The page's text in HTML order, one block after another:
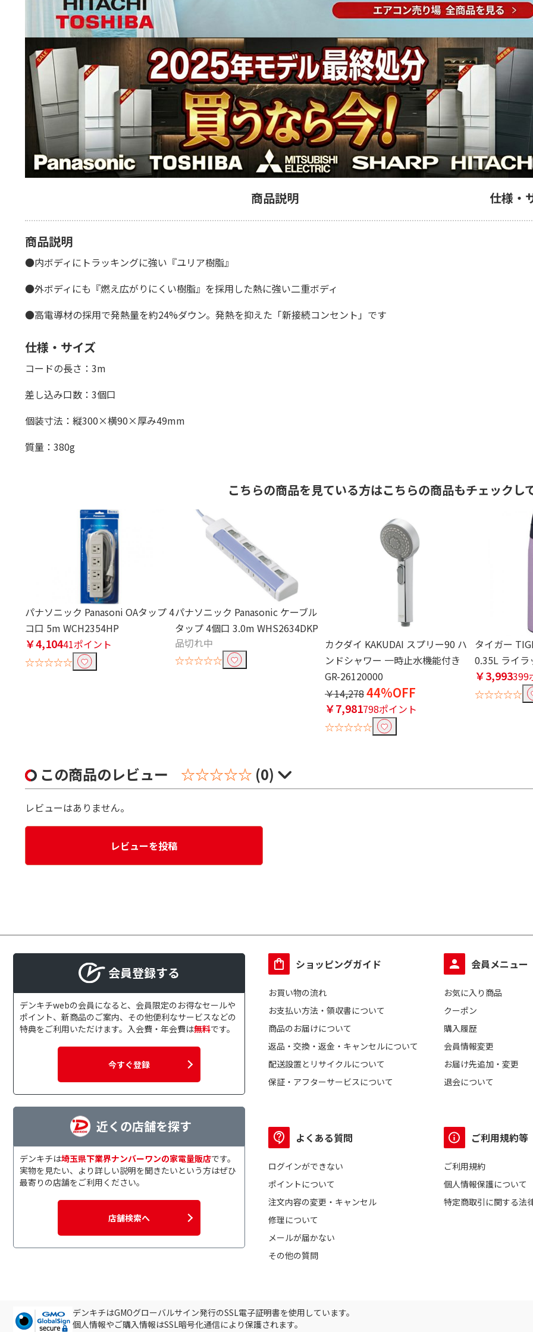
商品説明 仕様・
商品説明
●内ボディにトラッキングに強い『ユリア樹脂』
●外ボディにも『燃え広がりにくい樹脂』を採用した熱に強い二重ボディ
●高電導材の採用で発熱量を約24%ダウン。発熱を抑えた「新接続コンセント」です
仕様・サイズ
コードの長さ：3m
差し込み口数：3個口
個装寸法：縦300×横90×厚み49mm
質量：380g
こちらの商品を見ている方はこちらの商品もチェックし
パナソニック Panasoni OAタップ 4
コ口 5m WCH2354HP
￥4,10441ポイント
☆☆☆☆☆
パナソニック Panasonic ケーブル
タップ 4個口 3.0m WHS2634DKP
品切れ中
☆☆☆☆☆
カクダイ KAKUDAI スプリー90 ハ
ンドシャワー 一時止水機能付き
GR-26120000
￥14,27844%OFF
￥7,981798ポイント
☆☆☆☆☆
タイガー
0.35L ライラ
￥3,993399
☆☆☆☆☆
この商品のレビュー ☆☆☆☆☆ (0)
レビューはありません。
レビューを投稿
会員登録する
デンキチwebの会員になると、会員限定のお得なセールや
ポイント、新商品のご案内、その他便利なサービスなどの
特典をご利用いただけます。入会費・年会費は無料です。
今すぐ登録
近くの店舗を探す
デンキチは埼玉県下業界ナンバーワンの家電量販店です。
実物を見たい、より詳しい説明を聞きたいという方はぜひ
最寄りの店舗をご利用ください。
店舗検索へ
ショッピングガイド
お買い物の流れ
お支払い方法・領収書について
商品のお届けについて
返品・交換・返金・キャンセルについて
配送設置とリサイクルについて
保証・アフターサービスについて
会員メニュー
お気に入り商品
クーポン
購入履歴
会員情報変更
お届け先追加・変更
退会について
よくある質問
ログインができない
ポイントについて
注文内容の変更・キャンセル
修理について
メールが届かない
その他の質問
ご利用規約等
ご利用規約
個人情報保護について
特定商取引に関する法
デンキチはGMOグローバルサイン発行のSSL電子証明書を使用しています。
個人情報やご購入情報はSSL暗号化通信により保護されます。